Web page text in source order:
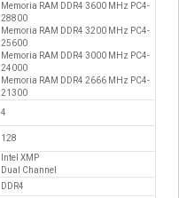
Memoria RAM DDR4 3600 MHz PC4-
28800
Memoria RAM DDR4 3200 MHz PC4-
25600
Memoria RAM DDR4 3000 MHz PC4-
24000
Memoria RAM DDR4 2666 MHz PC4-
21300
4
128
Intel XMP
Dual Channel
DDR4